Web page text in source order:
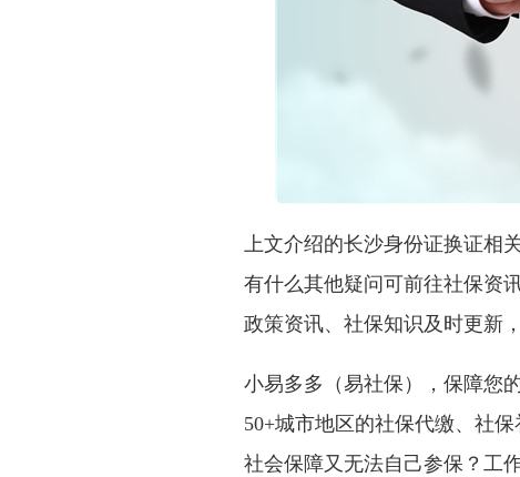
上文介绍的长沙身份证换证相
有什么其他疑问可前往社保资
政策资讯、社保知识及时更新
小易多多（易社保），保障您
50+城市地区的社保代缴、社
社会保障又无法自己参保？工